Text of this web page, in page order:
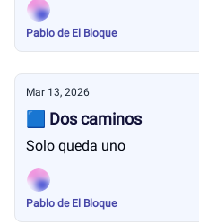
Pablo de El Bloque
Mar 13, 2026
🟦 Dos caminos
Solo queda uno
Pablo de El Bloque